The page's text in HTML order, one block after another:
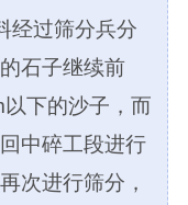
经过筛分兵分
石子继续前
下的沙子，而
中碎工段进行
次进行筛分，